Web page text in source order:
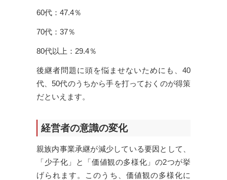
60代：47.4％
70代：37％
80代以上：29.4％
後継者問題に頭を悩ませないためにも、40
代、50代のうちから手を打っておくのが得策
だといえます。
経営者の意識の変化
親族内事業承継が減少している要因として、
「少子化」と「価値観の多様化」の2つが挙
げられます。このうち、価値観の多様化に